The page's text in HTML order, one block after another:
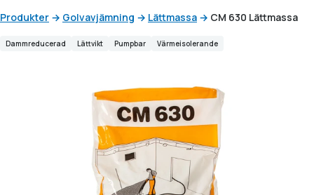
Produkter → Golvavjämning → Lättmassa → CM 630 Lättmassa
Dammreducerad Lättvikt Pumpbar Värmeisolerande